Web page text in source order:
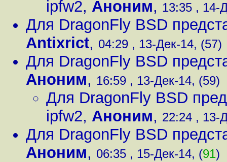
ipfw2, Аноним, 13:35 , 14-
Для DragonFly BSD
Antixrict, 04:29 , 13-Дек-14, (57)
Для DragonFly BSD
Аноним, 16:59 , 13-Дек-14, (59)
Для DragonFly BSD
ipfw2, Аноним, 22:24 , 13-
Для DragonFly BSD
Аноним, 06:35 , 15-Дек-14, (91)